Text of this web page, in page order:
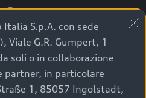
3
dal Customer Care
dal Concessionario
la tua richiesta.
Italia S.p.A. con sede
Viale G.R. Gumpert, 1
soli o in collaborazione
partner, in particolare
1, 85057 Ingolstadt,